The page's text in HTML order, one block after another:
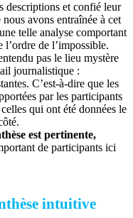
descriptions et confié leur
avons entraînée à cet
telle analyse comportant
l’ordre de l’impossible.
pas le lieu mystère
journalistique :
C’est-à-dire que les
par les participants
qui ont été données le
est pertinente,
de participants ici
intuitive